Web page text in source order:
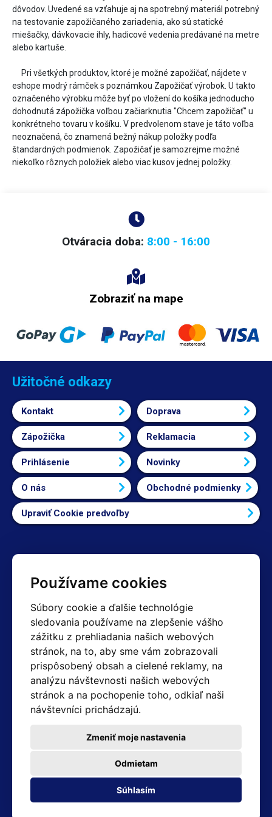
Používame cookies
Súbory cookie a ďalšie technológie
sledovania používame na zlepšenie vášho
zážitku z prehliadania našich webových
stránok, na to, aby sme vám zobrazovali
prispôsobený obsah a cielené reklamy, na
analýzu návštevnosti našich webových
stránok a na pochopenie toho, odkiaľ naši
návštevníci prichádzajú.
Súhlasím
Odmietam
Zmeniť moje nastavenia
dôvodov. Uvedené sa vzťahuje aj na spotrebný materiál potrebný
na testovanie zapožičaného zariadenia, ako sú statické
miešačky, dávkovacie ihly, hadicové vedenia predávané na metre
alebo kartuše.
Pri všetkých produktov, ktoré je možné zapožičať, nájdete v
eshope modrý rámček s poznámkou Zapožičať výrobok. U takto
označeného výrobku môže byť po vložení do košíka jednoducho
dohodnutá zápožička voľbou začiarknutia "Chcem zapožičať" u
konkrétneho tovaru v košíku. V predvolenom stave je táto voľba
neoznačená, čo znamená bežný nákup položky podľa
štandardných podmienok. Zapožičať je samozrejme možné
niekoľko rôznych položiek alebo viac kusov jednej položky.
Otváracia doba: 8:00 - 16:00
Zobraziť na mape
Užitočné odkazy
Kontakt Doprava
Zápožička Reklamacia
Prihlásenie Novinky
O nás Obchodné podmienky
Upraviť Cookie predvoľby
Kontakty
+420 603 357 606 +420 605 234 204
info@hotair.cz
Fakturačné a expedičné oddelenie
+420 605 259 759 (Po–Pia: 7:30 – 15:00)
Technické oddelenie
+420 603 355 085 (Po–Pia: 8:00 – 16:00)
servis@hotair.cz
Výdaj tovaru (Ostrava): Po-Pia: 8:00 - 16:00
Platba len v hotovosti
Adresa predajne